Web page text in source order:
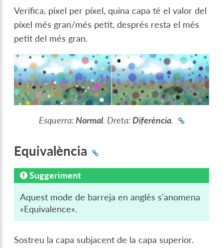
Verifica, píxel per píxel, quina capa té el valor del
píxel més gran/més petit, després resta el més
petit del més gran.
Esquerra: Normal. Dreta: Diferència.
Equivalència
Suggeriment
Aquest mode de barreja en anglès s'anomena
«Equivalence».
Sostreu la capa subjacent de la capa superior.